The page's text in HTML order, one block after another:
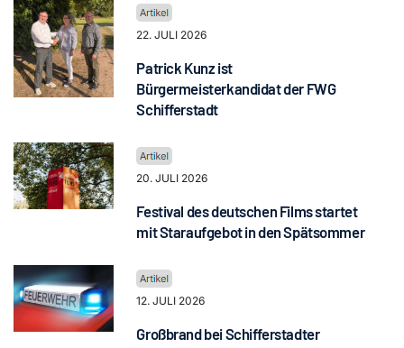
22. JULI 2026
Patrick Kunz ist
Bürgermeisterkandidat der FWG
Schifferstadt
20. JULI 2026
Festival des deutschen Films startet
mit Staraufgebot in den Spätsommer
12. JULI 2026
Großbrand bei Schifferstadter